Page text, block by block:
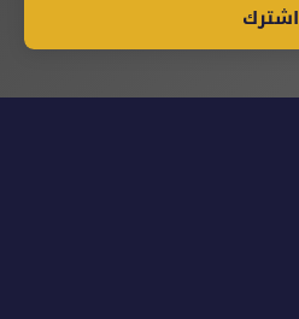
اشترك